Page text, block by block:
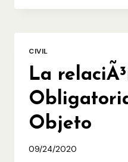
CIVIL
La
Objeto
09/24/2020